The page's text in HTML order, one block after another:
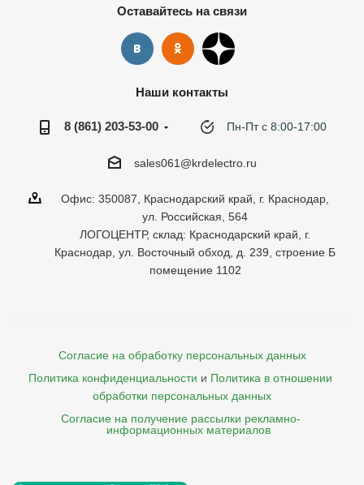
Оставайтесь на связи
Наши контакты
8 (861) 203-53-00 Пн-Пт с 8:00-17:00
sales061@krdelectro.ru
Офис: 350087, Краснодарский край, г. Краснодар,
ул. Российская, 564
ЛОГОЦЕНТР, склад: Краснодарский край, г.
Краснодар, ул. Восточный обход, д. 239, строение Б
помещение 1102
Согласие на обработку персональных данных
Политика конфиденциальности и Политика в отношении
обработки персональных данных
Согласие на получение рассылки рекламно-
    информационных материалов